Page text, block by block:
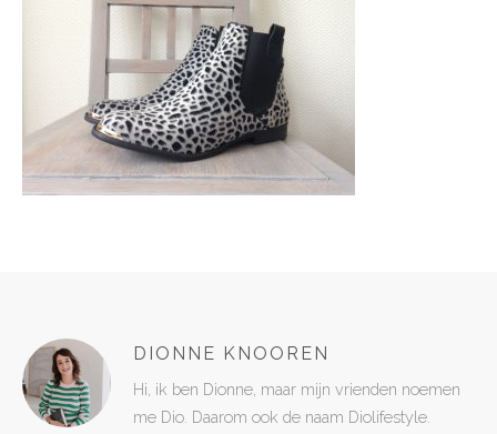
DIONNE KNOOREN
Hi, ik ben Dionne, maar mijn vrienden noemen
me Dio. Daarom ook de naam Diolifestyle.